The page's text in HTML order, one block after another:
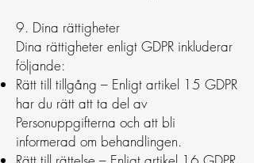
9. Dina rättigheter
Dina rättigheter enligt GDPR inkluderar
följande:
Rätt till tillgång – Enligt artikel 15 GDPR
har du rätt att ta del av
Personuppgifterna och att bli
informerad om behandlingen.